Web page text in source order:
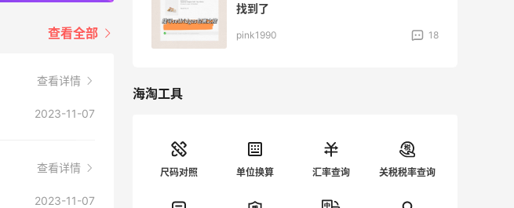
查看全部
查看详情
2023-11-07
查看详情
2023-11-07
18
找到了
pink1990 18
海淘工具
尺码对照 单位换算 汇率查询 关税税率查询